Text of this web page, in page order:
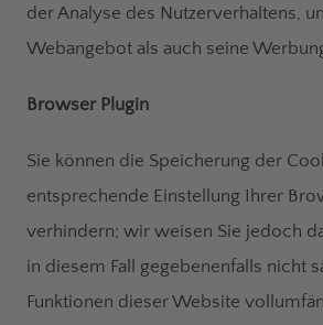
der Analyse des Nutzerverhaltens,
Webangebot als auch seine
Browser Plugin
Sie können die Speicherung der
entsprechende Einstellung Ihrer
verhindern; wir weisen Sie jedoch
in diesem Fall gegebenenfalls nicht
Funktionen dieser Website